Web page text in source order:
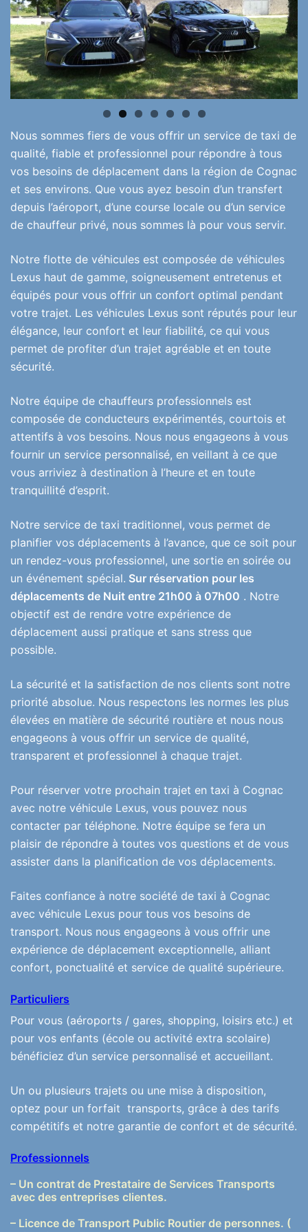
Nous sommes fiers de vous offrir un service de taxi de
qualité, fiable et professionnel pour répondre à tous
vos besoins de déplacement dans la région de Cognac
et ses environs. Que vous ayez besoin d’un transfert
depuis l’aéroport, d’une course locale ou d’un service
de chauffeur privé, nous sommes là pour vous servir.
Notre flotte de véhicules est composée de véhicules
Lexus haut de gamme, soigneusement entretenus et
équipés pour vous offrir un confort optimal pendant
votre trajet. Les véhicules Lexus sont réputés pour leur
élégance, leur confort et leur fiabilité, ce qui vous
permet de profiter d’un trajet agréable et en toute
sécurité.
Notre équipe de chauffeurs professionnels est
composée de conducteurs expérimentés, courtois et
attentifs à vos besoins. Nous nous engageons à vous
fournir un service personnalisé, en veillant à ce que
vous arriviez à destination à l’heure et en toute
tranquillité d’esprit.
Notre service de taxi traditionnel, vous permet de
planifier vos déplacements à l’avance, que ce soit pour
un rendez-vous professionnel, une sortie en soirée ou
un événement spécial. Sur réservation pour les
déplacements de Nuit entre 21h00 à 07h00 . Notre
objectif est de rendre votre expérience de
déplacement aussi pratique et sans stress que
possible.
La sécurité et la satisfaction de nos clients sont notre
priorité absolue. Nous respectons les normes les plus
élevées en matière de sécurité routière et nous nous
engageons à vous offrir un service de qualité,
transparent et professionnel à chaque trajet.
Pour réserver votre prochain trajet en taxi à Cognac
avec notre véhicule Lexus, vous pouvez nous
contacter par téléphone. Notre équipe se fera un
plaisir de répondre à toutes vos questions et de vous
assister dans la planification de vos déplacements.
Faites confiance à notre société de taxi à Cognac
avec véhicule Lexus pour tous vos besoins de
transport. Nous nous engageons à vous offrir une
expérience de déplacement exceptionnelle, alliant
confort, ponctualité et service de qualité supérieure.
Particuliers
Pour vous (aéroports / gares, shopping, loisirs etc.) et
pour vos enfants (école ou activité extra scolaire)
bénéficiez d’un service personnalisé et accueillant.
Un ou plusieurs trajets ou une mise à disposition,
optez pour un forfait transports, grâce à des tarifs
compétitifs et notre garantie de confort et de sécurité.
Professionnels
– Un contrat de Prestataire de Services Transports
avec des entreprises clientes.
– Licence de Transport Public Routier de personnes. (